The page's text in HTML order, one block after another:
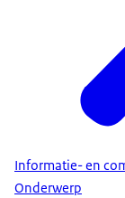
Informatie- en
Onderwerp